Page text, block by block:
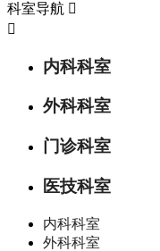
科室导航 

内科科室
外科科室
门诊科室
医技科室
内科科室
外科科室